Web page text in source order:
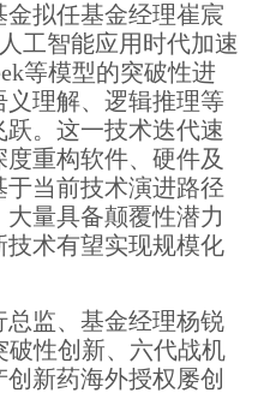
拟任基金经理崔宸
工智能应用时代加速
等模型的突破性进
理解、逻辑推理等
。这一技术迭代速
重构软件、硬件及
当前技术演进路径
量具备颠覆性潜力
术有望实现规模化
监、基金经理杨锐
破性创新、六代战机
新药海外授权屡创